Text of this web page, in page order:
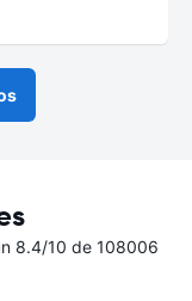
8.4/10 de 108006